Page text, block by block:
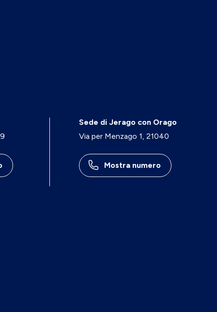
Sede di Jerago con Orago
Via per Menzago 1, 21040
Mostra numero